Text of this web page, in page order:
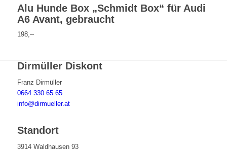
Alu Hunde Box „Schmidt Box“ für Audi
A6 Avant, gebraucht
198,--
Dirmüller Diskont
Franz Dirmüller
0664 330 65 65
info@dirmueller.at
Standort
3914 Waldhausen 93